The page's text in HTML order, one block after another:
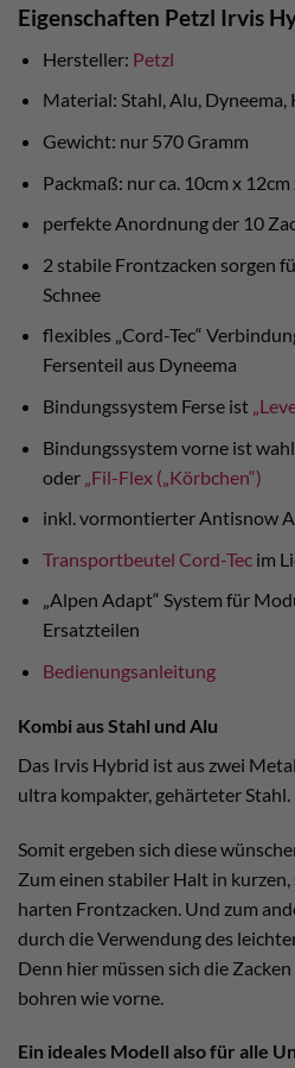
Eigenschaften Petzl Irvis
Hersteller: Petzl
Material: Stahl, Alu,
Gewicht: nur 570 Gramm
Packmaß: nur ca. 10cm x 12cm
perfekte Anordnung der 10
2 stabile Frontzacken sorgen
Schnee
flexibles „Cord-Tec“
Fersenteil aus Dyneema
Bindungssystem Ferse ist
Bindungssystem vorne ist
oder „Fil-Flex („Körbchen“)
inkl. vormontierter Antisnow
Transportbeutel Cord-Tec im
„Alpen Adapt“ System für
Ersatzteilen
Bedienungsanleitung
Kombi aus Stahl und Alu
Das Irvis Hybrid ist aus zwei
ultra kompakter, gehärteter
Somit ergeben sich diese
Zum einen stabiler Halt in
harten Frontzacken. Und zum
durch die Verwendung des
Denn hier müssen sich die
bohren wie vorne.
Ein ideales Modell also für alle